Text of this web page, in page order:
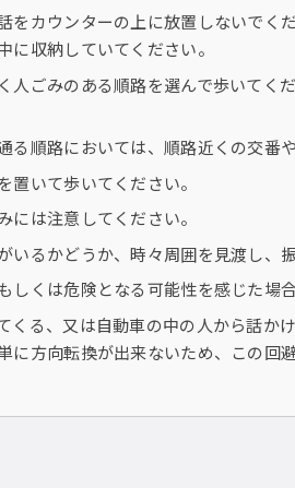
をカウンターの上に放置しないで
に収納していてください。
人ごみのある順路を選んで歩いて
る順路においては、順路近くの交番
置いて歩いてください。
には注意してください。
いるかどうか、時々周囲を見渡し、
しくは危険となる可能性を感じた場
くる、又は自動車の中の人から話か
に方向転換が出来ないため、この回